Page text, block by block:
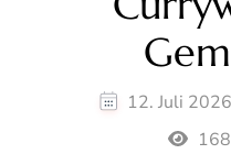
12. Juli 2026